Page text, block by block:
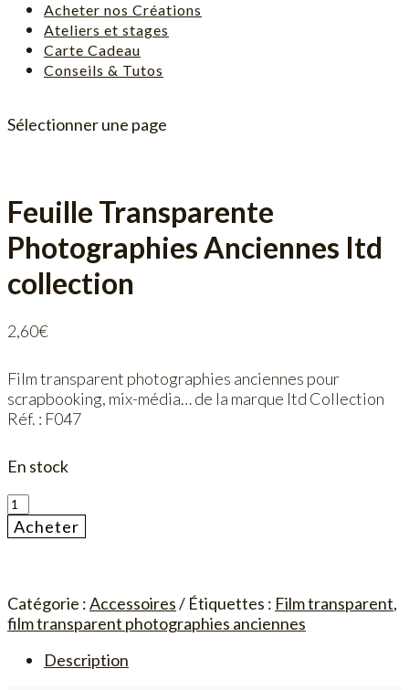
Acheter nos Créations
Ateliers et stages
Carte Cadeau
Conseils & Tutos
Sélectionner une page
Feuille Transparente
Photographies Anciennes Itd
collection
2,60€
Film transparent photographies anciennes pour
scrapbooking, mix-média… de la marque Itd Collection
Réf. : F047
En stock
quantité
de
Feuille
Anciennes
Itd
Acheter
Catégorie :Accessoires Étiquettes : Film transparent,
film transparent photographies anciennes
Description